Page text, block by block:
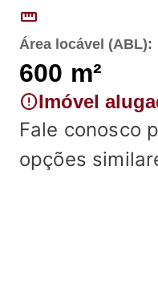
straighten
Área locável (ABL):
600 m²
errorImóvel
Fale conosco
opções